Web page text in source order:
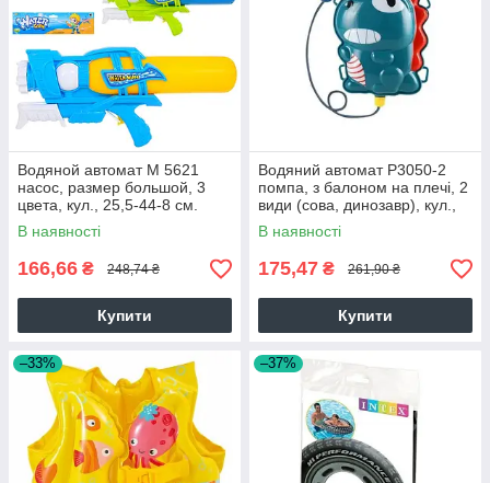
Водяной автомат M 5621
насос, размер большой, 3
цвета, кул., 25,5-44-8 см.
В наявності
166,66 ₴ 248,74 ₴
Купити
Водяний автомат P3050-2
помпа, з балоном на плечі, 2
види (сова, динозавр), кул.,
31-38-6 см. 28325
В наявності
175,47 ₴ 261,90 ₴
Купити
–33% –37%